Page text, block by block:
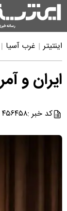
اینتیتر غرب آسیا
ایران و
کد خبر :۴۵۶۴۵۸